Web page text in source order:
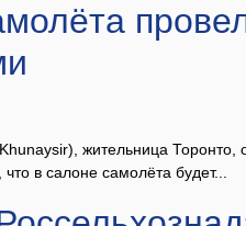
жительница Торонто,
в салоне самолёта будет...